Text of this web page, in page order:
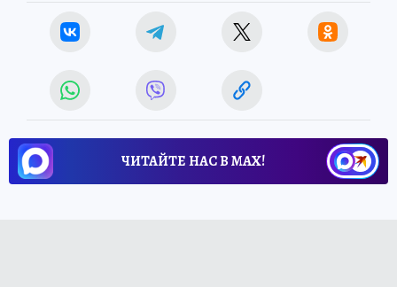
ЧИТАЙТЕ НАС В МАХ!